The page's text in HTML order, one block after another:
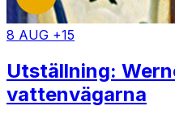
8 AUG +15
Utställning:
vattenvägarna